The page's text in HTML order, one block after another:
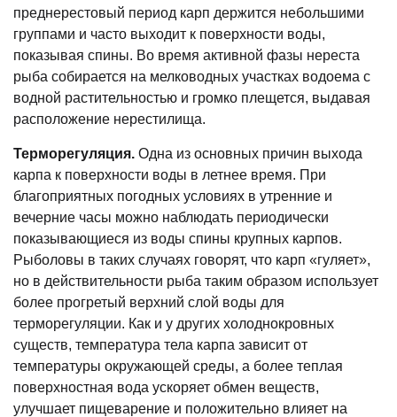
преднерестовый период карп держится небольшими
группами и часто выходит к поверхности воды,
показывая спины. Во время активной фазы нереста
рыба собирается на мелководных участках водоема с
водной растительностью и громко плещется, выдавая
расположение нерестилища.
Терморегуляция. Одна из основных причин выхода
карпа к поверхности воды в летнее время. При
благоприятных погодных условиях в утренние и
вечерние часы можно наблюдать периодически
показывающиеся из воды спины крупных карпов.
Рыболовы в таких случаях говорят, что карп «гуляет»,
но в действительности рыба таким образом использует
более прогретый верхний слой воды для
терморегуляции. Как и у других холоднокровных
существ, температура тела карпа зависит от
температуры окружающей среды, а более теплая
поверхностная вода ускоряет обмен веществ,
улучшает пищеварение и положительно влияет на